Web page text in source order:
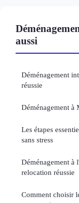
aussi
Déménagement
réussie
Déménagement à
Les étapes
sans stress
Déménagement à
relocation réussie
Comment choisir